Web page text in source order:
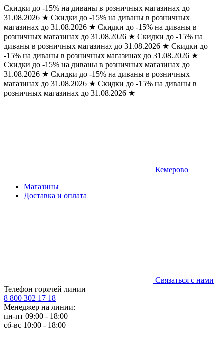
Скидки до -15% на диваны в розничных магазинах до
31.08.2026 ★ Скидки до -15% на диваны в розничных
магазинах до 31.08.2026 ★ Скидки до -15% на диваны в
розничных магазинах до 31.08.2026 ★ Скидки до -15% на
диваны в розничных магазинах до 31.08.2026 ★ Скидки до
-15% на диваны в розничных магазинах до 31.08.2026 ★
Скидки до -15% на диваны в розничных магазинах до
31.08.2026 ★ Скидки до -15% на диваны в розничных
магазинах до 31.08.2026 ★ Скидки до -15% на диваны в
розничных магазинах до 31.08.2026 ★
Кемерово
Магазины
Доставка и оплата
Связаться с нами
Телефон горячей линии
8 800 302 17 18
Менеджер на линии:
пн-пт 09:00 - 18:00
сб-вс 10:00 - 18:00